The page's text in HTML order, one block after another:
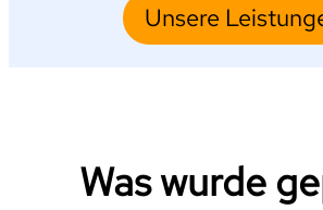
Unsere
Was wurde